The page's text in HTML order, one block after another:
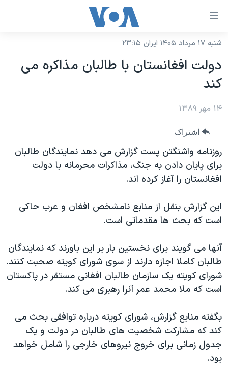
لینکهای
دسترسی
جهش
به
محتوای
اصلی
جهش
صفحه
اصلی
جهش
به
جستجو
نسخه سبک وب‌سایت
موضوع ها
ایران
آمریکا
جهان
ورزشی
گزیده‌ها
ویژه برنامه‌ها
ویدیوها
حقوق شهروندی
اقتصادی
علم و فناوری
اسرائیل در جنگ
گالری عکس
آرشیو پخش زنده
برنامه های تلویزیونی
جدول برنامه ها
صفحه‌های ویژه
جام جهانی ۲۰۲۶
عملیات خشم حماسی
۲۵۰سالگی آمریکا
بایگانی برنامه‌های تلویزیونی
انتخابات ریاست جمهوری آمریکا ۲۰۲۴
حمله جمهوری اسلامی به اسرائیل
رمز مهسا
ورزش زنان در ایران
اعتراضات زن، زندگی، آزادی
مجموعه مستندهای دادخواهی
فرکانس‌های صدای آمریکا
پخش رادیویی
یادگیری زبان انگلیسی
شنبه ۱۷ مرداد ۱۴۰۵ ایران ۲۳:۱۵
دولت افغانستان با طالبان مذاکره می
کند
۱۴ مهر ۱۳۸۹
اشتراک
روزنامه واشنگتن پست گزارش می دهد نمایندگان طالبان
برای پایان دادن به جنگ، مذاکرات محرمانه با دولت
افغانستان را آغاز کرده اند.
این گزارش بنقل از منابع نامشخص افغان و عرب حاکی
است که بحث ها مقدماتی است.
آنها می گویند برای نخستین بار بر این باورند که نمایندگان
طالبان کاملا اجازه دارند از سوی شورای کویته صحبت کنند.
شورای کویته یک سازمان طالبان افغانی مستقر در پاکستان
است که ملا محمد عمر آنرا رهبری می کند.
بگفته منابع گزارش، شورای کویته درباره توافقی بحث می
کند که مشارکت شخصیت های طالبان در دولت و یک
جدول زمانی برای خروج نیروهای خارجی را شامل خواهد
بود.